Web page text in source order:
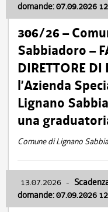
domande: 07.09.2026
306/26 –
Sabbiadoro –
DIRETTORE
l’Azienda
Lignano
una
Comune di Lignano
13.07.2026 -
domande: 07.09.2026